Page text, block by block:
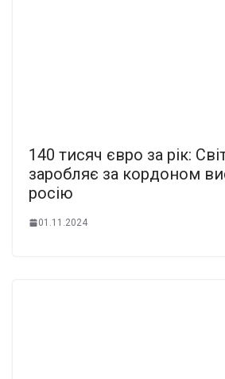
140 тисяч євро за рік:
заробляє за кордоном
росію
01.11.2024